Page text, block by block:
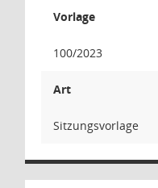
Vorlage
100/2023
Art
Sitzungsvorlage